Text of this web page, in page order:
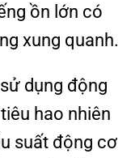
ồn lớn có
xung quanh.
dụng động
hao nhiên
suất động cơ